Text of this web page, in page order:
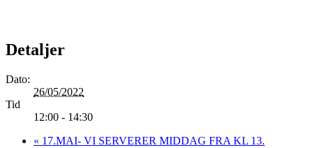
Detaljer
Dato:
26/05/2022
Tid
12:00 - 14:30
« 17.MAI- VI SERVERER MIDDAG FRA KL 13.